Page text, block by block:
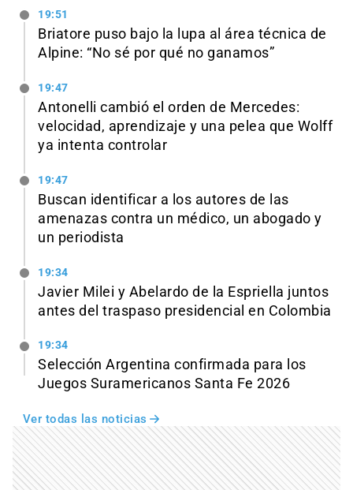
19:51
Briatore puso bajo la lupa al área técnica de
Alpine: “No sé por qué no ganamos”
19:47
Antonelli cambió el orden de Mercedes:
velocidad, aprendizaje y una pelea que Wolff
ya intenta controlar
19:47
Buscan identificar a los autores de las
amenazas contra un médico, un abogado y
un periodista
19:34
Javier Milei y Abelardo de la Espriella juntos
antes del traspaso presidencial en Colombia
19:34
Selección Argentina confirmada para los
Juegos Suramericanos Santa Fe 2026
Ver todas las noticias